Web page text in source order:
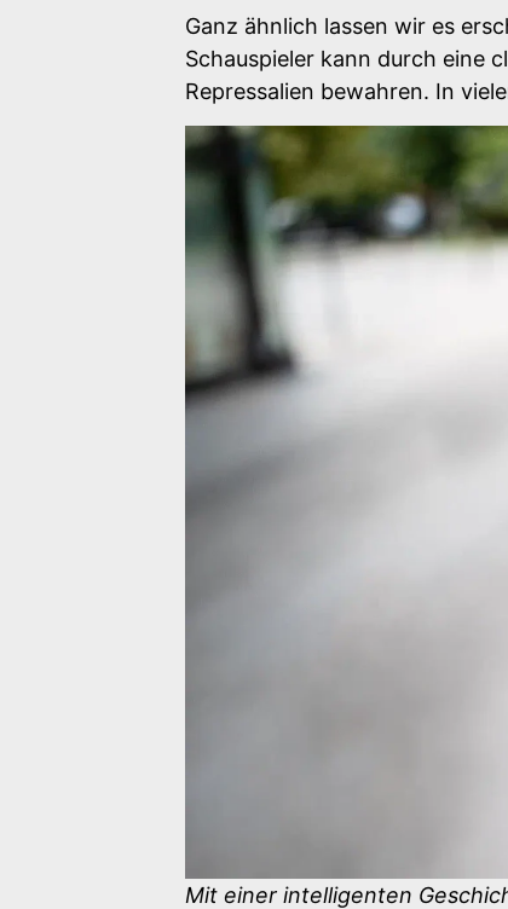
Ganz ähnlich lassen wir es
Schauspieler kann durch eine
Repressalien bewahren. In
Mit einer intelligenten